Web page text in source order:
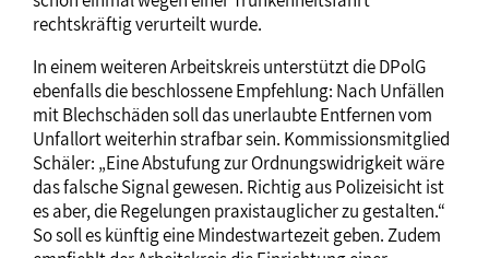
rechtskräftig verurteilt wurde.
In einem weiteren Arbeitskreis unterstützt die DPolG
ebenfalls die beschlossene Empfehlung: Nach Unfällen
mit Blechschäden soll das unerlaubte Entfernen vom
Unfallort weiterhin strafbar sein. Kommissionsmitglied
Schäler: „Eine Abstufung zur Ordnungswidrigkeit wäre
das falsche Signal gewesen. Richtig aus Polizeisicht ist
es aber, die Regelungen praxistauglicher zu gestalten.“
So soll es künftig eine Mindestwartezeit geben. Zudem